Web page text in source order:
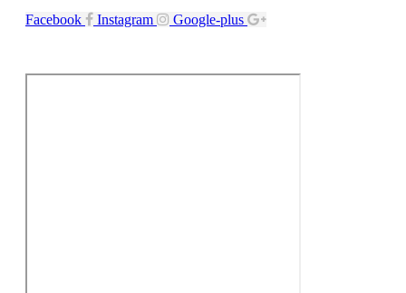
Facebook Instagram Google-plus